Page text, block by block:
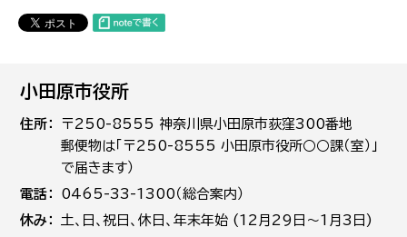
小田原市役所
住所
〒250-8555 神奈川県小田原市荻窪300番地
郵便物は「〒250-8555 小田原市役所○○課（室）」
で届きます）
電話
0465-33-1300（総合案内）
休み
土､日､祝日、休日、年末年始 (12月29日～1月3日)